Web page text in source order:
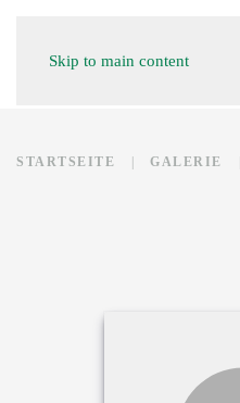
Skip to main content
STARTSEITE GALERIE